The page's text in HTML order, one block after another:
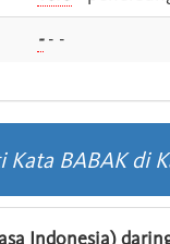
-- -
Kata BABAK di
Indonesia)